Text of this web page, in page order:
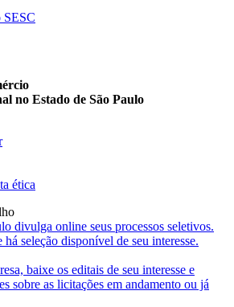
SESC
no Estado de São Paulo
ética
divulga online seus processos seletivos.
há seleção disponível de seu interesse.
baixe os editais de seu interesse e
sobre as licitações em andamento ou já